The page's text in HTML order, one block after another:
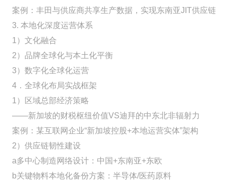
案例：丰田与供应商共享生产数据，实现东南亚JIT供应链
3. 本地化深度运营体系
1）文化融合
2）品牌全球化与本土化平衡
3）数字化全球化运营
4．全球化布局实战框架
1）区域总部经济策略
——新加坡的财税枢纽价值VS迪拜的中东北非辐射力
案例：某互联网企业“新加坡控股+本地运营实体”架构
2）供应链韧性建设
a多中心制造网络设计：中国+东南亚+东欧
b关键物料本地化备份方案：半导体/医药原料